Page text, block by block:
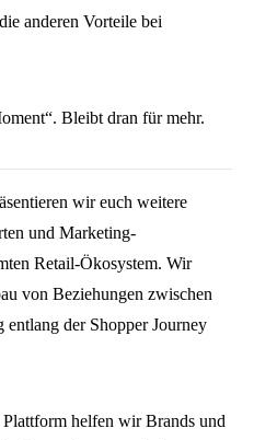
anderen Vorteile bei
Bleibt dran für mehr.
wir euch weitere
und Marketing-
Retail-Ökosystem. Wir
von Beziehungen zwischen
der Shopper Journey
helfen wir Brands und